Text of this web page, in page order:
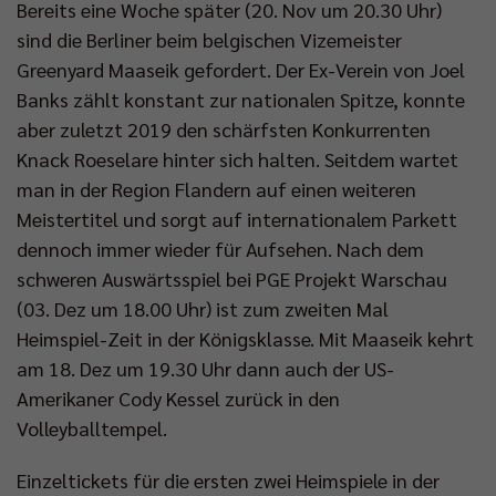
Bereits eine Woche später (20. Nov um 20.30 Uhr)
sind die Berliner beim belgischen Vizemeister
Greenyard Maaseik gefordert. Der Ex-Verein von Joel
Banks zählt konstant zur nationalen Spitze, konnte
aber zuletzt 2019 den schärfsten Konkurrenten
Knack Roeselare hinter sich halten. Seitdem wartet
man in der Region Flandern auf einen weiteren
Meistertitel und sorgt auf internationalem Parkett
dennoch immer wieder für Aufsehen. Nach dem
schweren Auswärtsspiel bei PGE Projekt Warschau
(03. Dez um 18.00 Uhr) ist zum zweiten Mal
Heimspiel-Zeit in der Königsklasse. Mit Maaseik kehrt
am 18. Dez um 19.30 Uhr dann auch der US-
Amerikaner Cody Kessel zurück in den
Volleyballtempel.
Einzeltickets für die ersten zwei Heimspiele in der